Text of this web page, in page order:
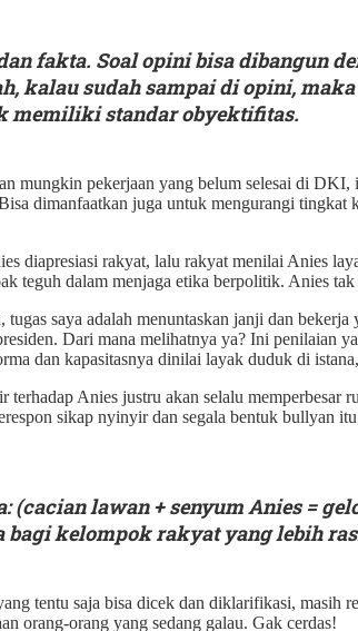
fakta. Soal opini bisa dibangun
kalau sudah sampai di opini,
memiliki standar obyektifitas.
mungkin pekerjaan yang belum selesai di
dimanfaatkan juga untuk mengurangi
diapresiasi rakyat, lalu rakyat menilai Anies
teguh dalam menjaga etika berpolitik. Anies
tugas saya adalah menuntaskan janji dan
Dari mana melihatnya ya? Ini penilaian
dan kapasitasnya dinilai layak duduk di
Anies justru akan selalu memperbesar
sikap nyinyir dan segala bentuk bullyan
(cacian lawan + senyum Anies =
bagi kelompok rakyat yang lebih
tentu saja bisa dicek dan diklarifikasi,
orang-orang yang sedang galau. Gak cerdas!